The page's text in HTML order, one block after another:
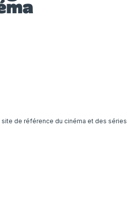
site de référence du cinéma et des séries